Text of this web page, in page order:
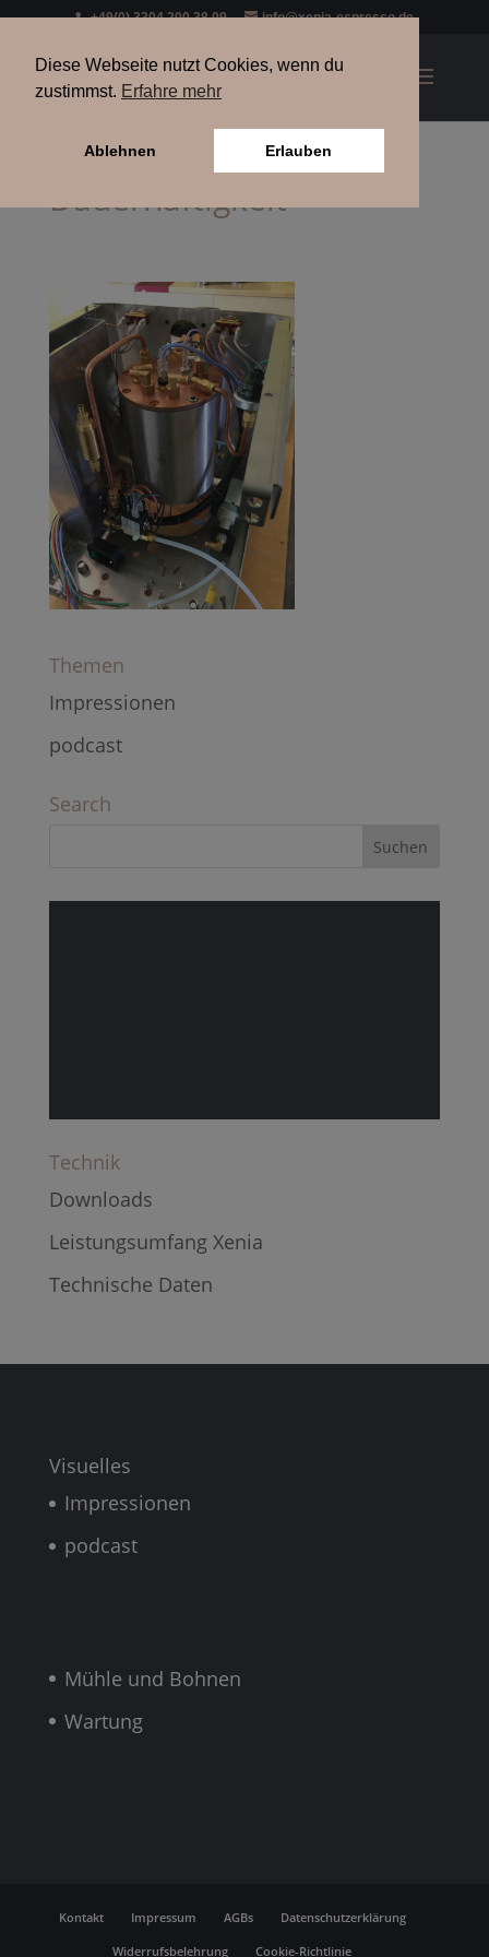
+49(0) 3304 200 38 09 info@xenia-espresso.de
Dauerhaftigkeit
Themen
Impressionen
podcast
Search
Technik
Downloads
Leistungsumfang Xenia
Technische Daten
Visuelles
Impressionen
podcast
Mühle und Bohnen
Wartung
Kontakt Impressum AGBs Datenschutzerklärung
Widerrufsbelehrung Cookie-Richtlinie
Diese Webseite nutzt Cookies, wenn du
zustimmst. Erfahre mehr
Ablehnen Erlauben